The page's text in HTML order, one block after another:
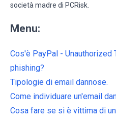
società madre di PCRisk.
Menu:
Cos'è PayPal - Unauthorized
phishing?
Tipologie di email dannose.
Come individuare un'email
Cosa fare se si è vittima di